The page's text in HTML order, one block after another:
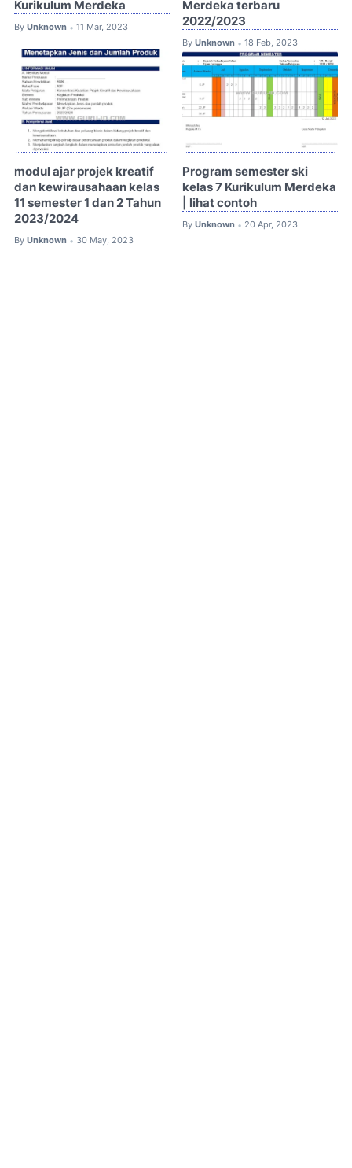
Kurikulum Merdeka
By Unknown • 11 Mar, 2023
Merdeka terbaru
2022/2023
By Unknown • 18 Feb, 2023
modul ajar projek kreatif
dan kewirausahaan kelas
11 semester 1 dan 2 Tahun
2023/2024
By Unknown • 30 May, 2023
Program semester ski
kelas 7 Kurikulum Merdeka
| lihat contoh
By Unknown • 20 Apr, 2023